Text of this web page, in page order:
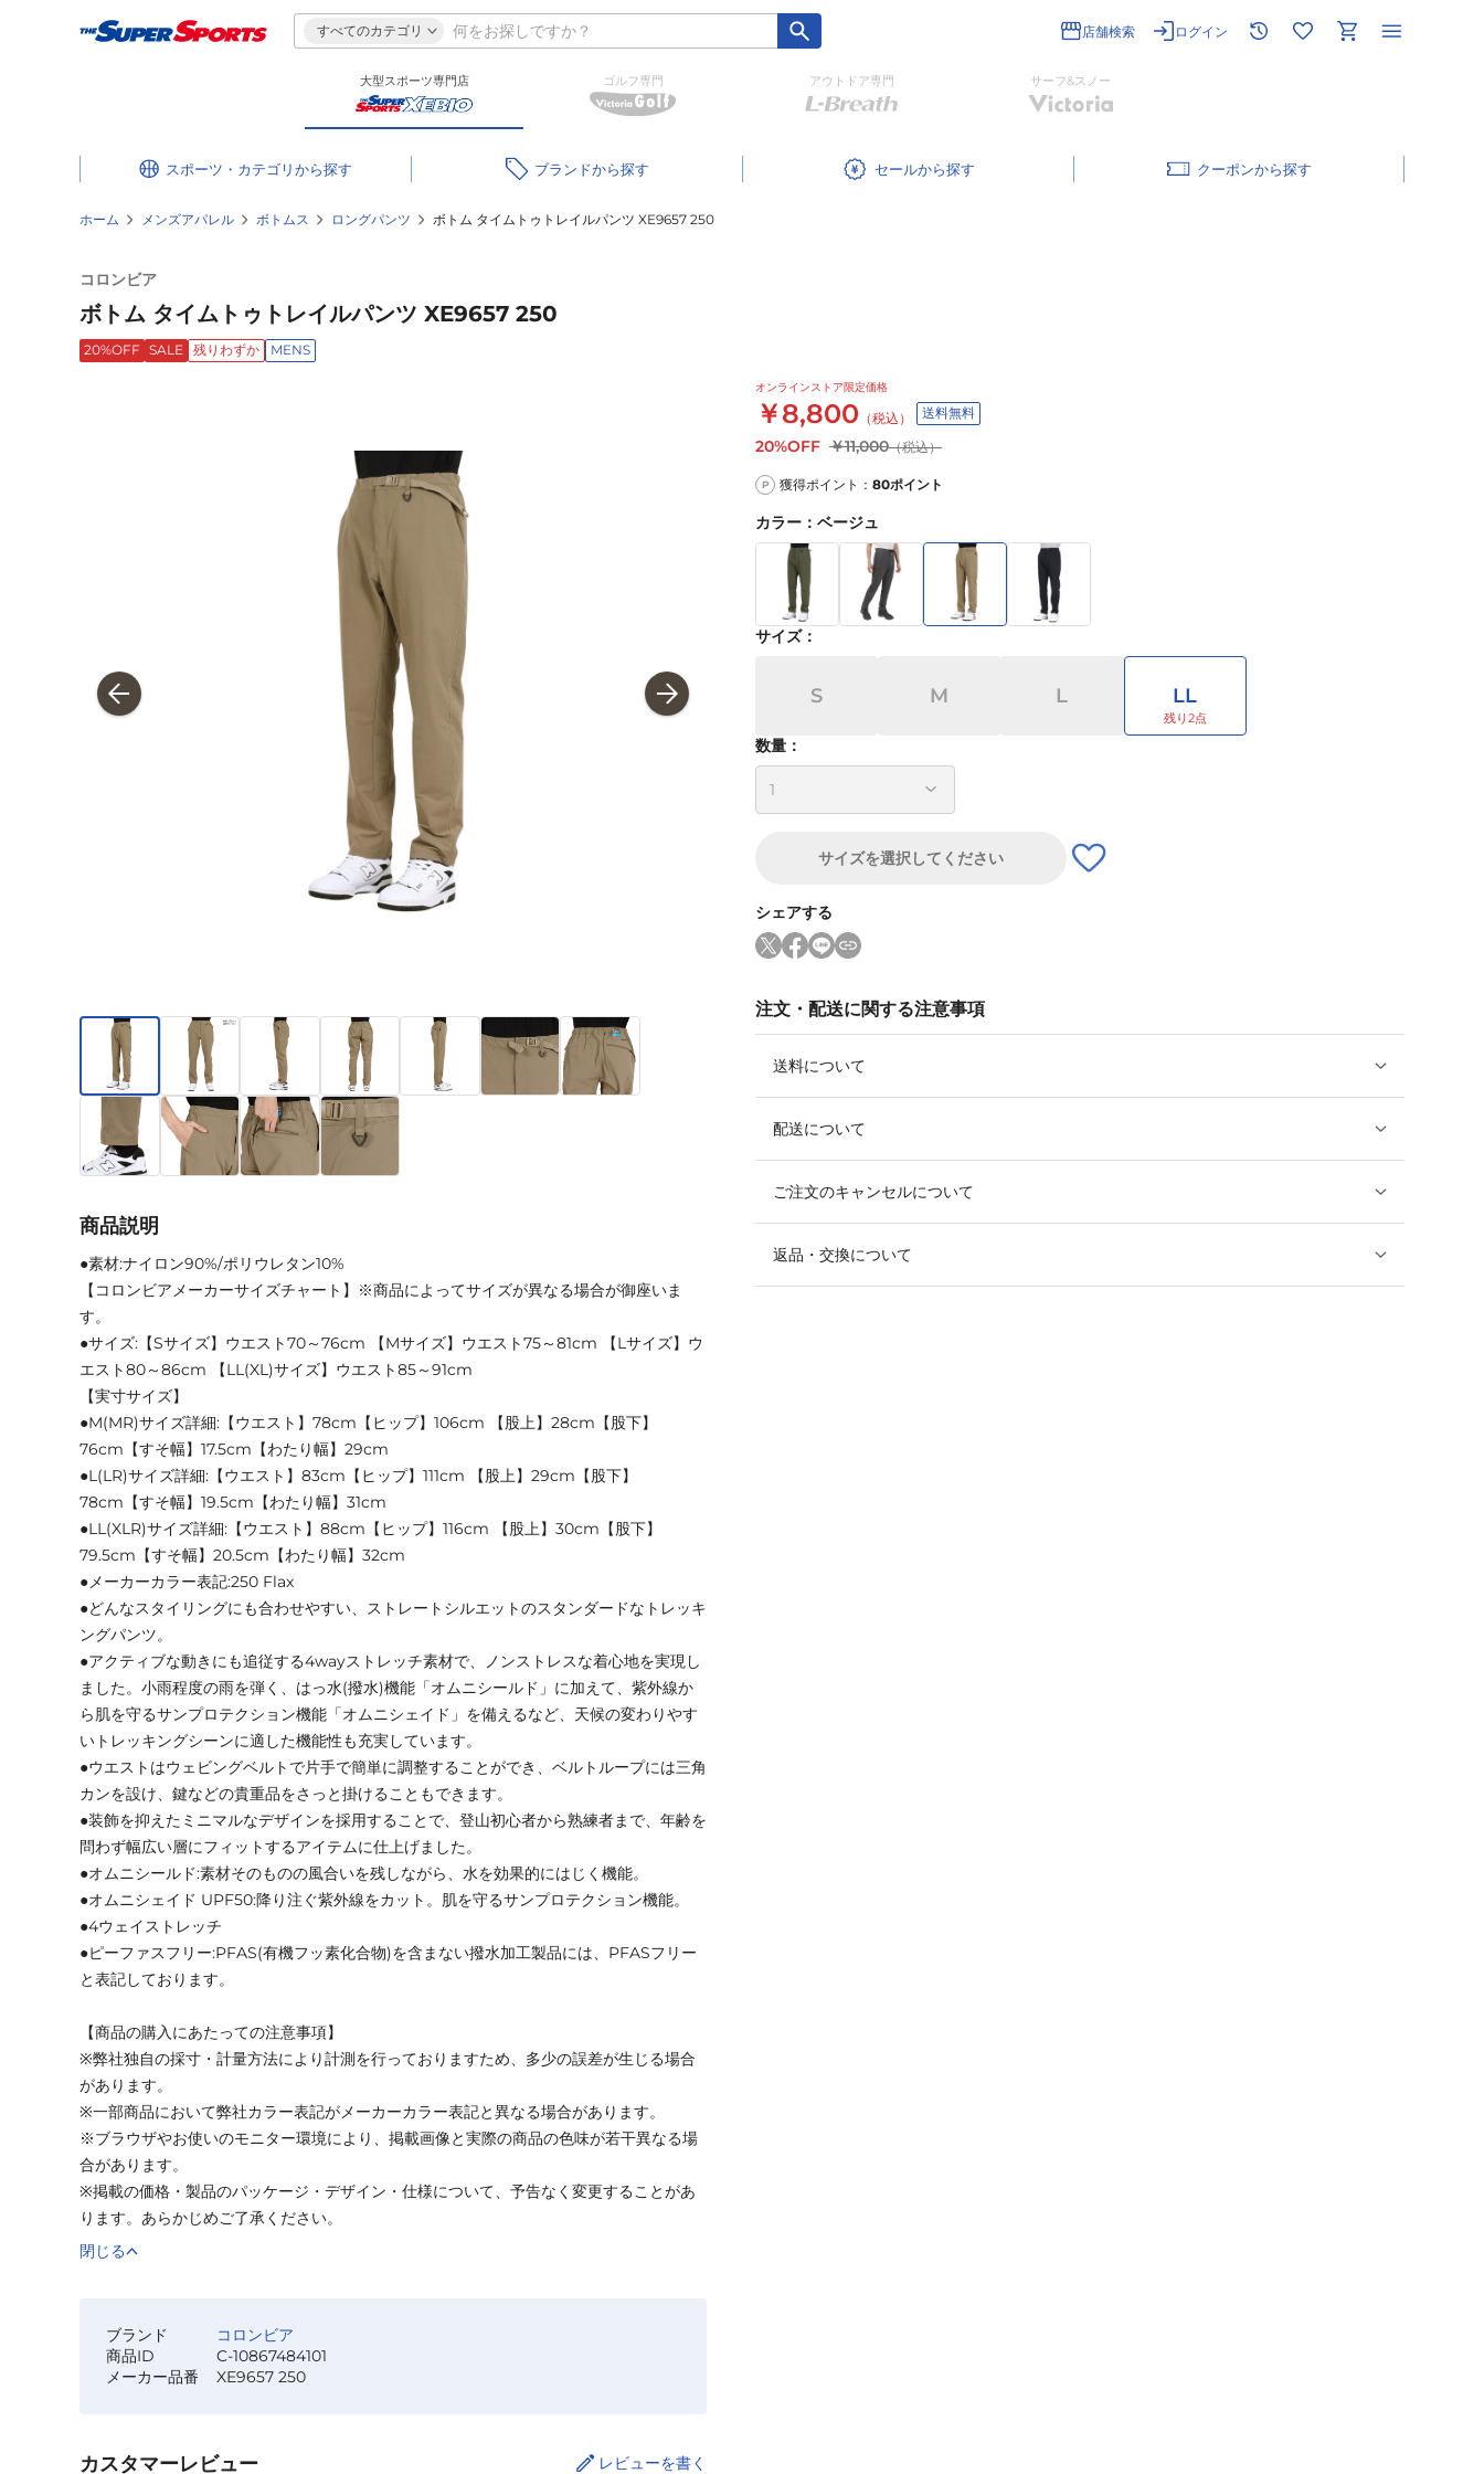
すべてのカテゴリ 店舗検索 ログイン
大型スポーツ専門店 ゴルフ専門 アウトドア専門 サーフ&スノー
スポーツ・カテゴリ ブランド セール クーポン
ホーム メンズアパレル ボトムス ロングパンツ ボトム タイムトゥトレイルパンツ XE9657 250
コロンビア
ボトム タイムトゥトレイルパンツ XE9657 250
20%OFF SALE 残りわずか MENS
オンラインストア限定価格
￥8,800 （税込） 送料無料
20%OFF ￥11,000（税込）
P 獲得ポイント： 80ポイント
カラー ： ベージュ
サイズ：
S M L LL
数量：
サイズを選択してください
シェアする
注文・配送に関する注意事項
送料について
配送について
ご注文のキャンセルについて
返品・交換について
商品説明
●素材:ナイロン90%/ポリウレタン10%
【コロンビアメーカーサイズチャート】※商品によってサイズが異なる場合が御座いま
す。
●サイズ:【Sサイズ】ウエスト70～76cm 【Mサイズ】ウエスト75～81cm 【Lサイズ】ウ
エスト80～86cm 【LL(XL)サイズ】ウエスト85～91cm
【実寸サイズ】
●M(MR)サイズ詳細:【ウエスト】78cm【ヒップ】106cm 【股上】28cm【股下】
76cm【すそ幅】17.5cm【わたり幅】29cm
●L(LR)サイズ詳細:【ウエスト】83cm【ヒップ】111cm 【股上】29cm【股下】
78cm【すそ幅】19.5cm【わたり幅】31cm
●LL(XLR)サイズ詳細:【ウエスト】88cm【ヒップ】116cm 【股上】30cm【股下】
79.5cm【すそ幅】20.5cm【わたり幅】32cm
●メーカーカラー表記:250 Flax
●どんなスタイリングにも合わせやすい、ストレートシルエットのスタンダードなトレッキ
ングパンツ。
●アクティブな動きにも追従する4wayストレッチ素材で、ノンストレスな着心地を実現し
ました。小雨程度の雨を弾く、はっ水(撥水)機能「オムニシールド」に加えて、紫外線か
ら肌を守るサンプロテクション機能「オムニシェイド」を備えるなど、天候の変わりやす
いトレッキングシーンに適した機能性も充実しています。
●ウエストはウェビングベルトで片手で簡単に調整することができ、ベルトループには三角
カンを設け、鍵などの貴重品をさっと掛けることもできます。
●装飾を抑えたミニマルなデザインを採用することで、登山初心者から熟練者まで、年齢を
問わず幅広い層にフィットするアイテムに仕上げました。
●オムニシールド:素材そのものの風合いを残しながら、水を効果的にはじく機能。
●オムニシェイド UPF50:降り注ぐ紫外線をカット。肌を守るサンプロテクション機能。
●4ウェイストレッチ
●ピーファスフリー:PFAS(有機フッ素化合物)を含まない撥水加工製品には、PFASフリー
と表記しております。
【商品の購入にあたっての注意事項】
※弊社独自の採寸・計量方法により計測を行っておりますため、多少の誤差が生じる場合
があります。
※一部商品において弊社カラー表記がメーカーカラー表記と異なる場合があります。
※ブラウザやお使いのモニター環境により、掲載画像と実際の商品の色味が若干異なる場
合があります。
※掲載の価格・製品のパッケージ・デザイン・仕様について、予告なく変更することがあ
ります。あらかじめご了承ください。
閉じる
ブランド
コロンビア
商品ID
C-10867484101
メーカー品番
XE9657 250
カスタマーレビュー レビューを書く